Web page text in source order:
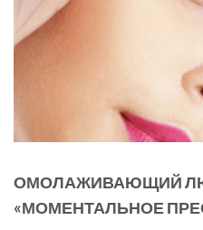
ОМОЛАЖИВАЮЩИЙ
«МОМЕНТАЛЬНОЕ